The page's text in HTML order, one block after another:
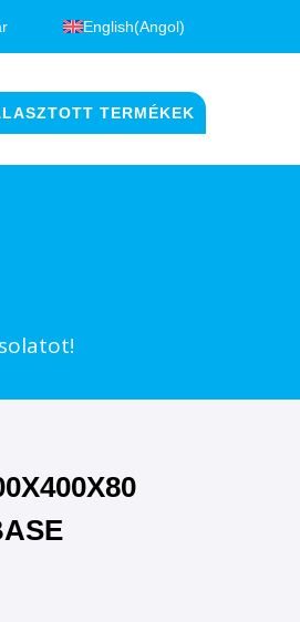
English(Angol)
TERMÉKEK